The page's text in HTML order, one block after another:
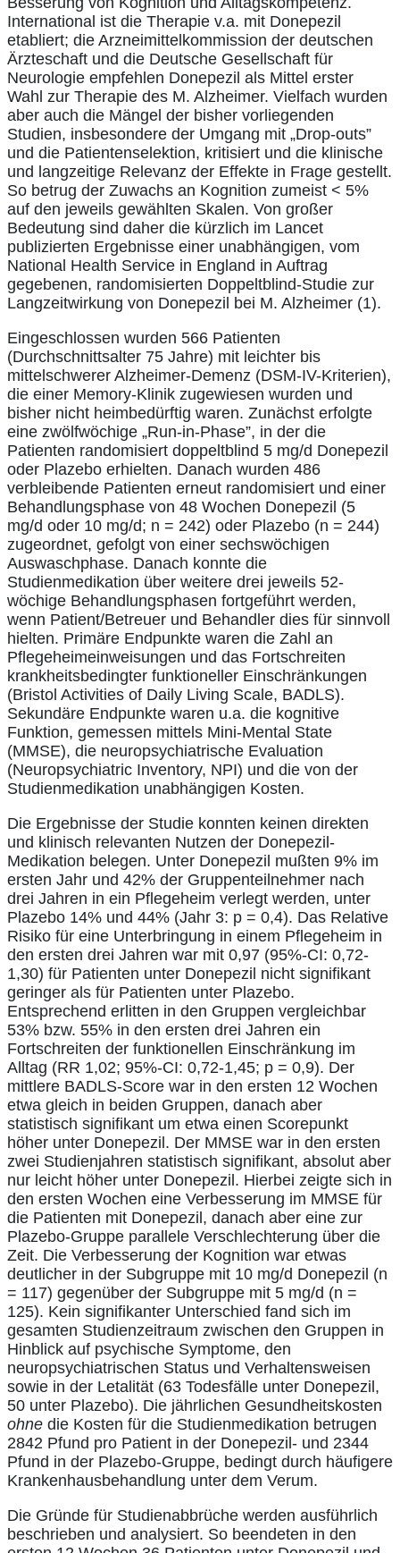
International ist die Therapie v.a. mit Donepezil
etabliert; die Arzneimittelkommission der deutschen
Ärzteschaft und die Deutsche Gesellschaft für
Neurologie empfehlen Donepezil als Mittel erster
Wahl zur Therapie des M. Alzheimer. Vielfach wurden
aber auch die Mängel der bisher vorliegenden
Studien, insbesondere der Umgang mit „Drop-outs”
und die Patientenselektion, kritisiert und die klinische
und langzeitige Relevanz der Effekte in Frage gestellt.
So betrug der Zuwachs an Kognition zumeist < 5%
auf den jeweils gewählten Skalen. Von großer
Bedeutung sind daher die kürzlich im Lancet
publizierten Ergebnisse einer unabhängigen, vom
National Health Service in England in Auftrag
gegebenen, randomisierten Doppeltblind-Studie zur
Langzeitwirkung von Donepezil bei M. Alzheimer (1).
Eingeschlossen wurden 566 Patienten
(Durchschnittsalter 75 Jahre) mit leichter bis
mittelschwerer Alzheimer-Demenz (DSM-IV-Kriterien),
die einer Memory-Klinik zugewiesen wurden und
bisher nicht heimbedürftig waren. Zunächst erfolgte
eine zwölfwöchige „Run-in-Phase”, in der die
Patienten randomisiert doppeltblind 5 mg/d Donepezil
oder Plazebo erhielten. Danach wurden 486
verbleibende Patienten erneut randomisiert und einer
Behandlungsphase von 48 Wochen Donepezil (5
mg/d oder 10 mg/d; n = 242) oder Plazebo (n = 244)
zugeordnet, gefolgt von einer sechswöchigen
Auswaschphase. Danach konnte die
Studienmedikation über weitere drei jeweils 52-
wöchige Behandlungsphasen fortgeführt werden,
wenn Patient/Betreuer und Behandler dies für sinnvoll
hielten. Primäre Endpunkte waren die Zahl an
Pflegeheimeinweisungen und das Fortschreiten
krankheitsbedingter funktioneller Einschränkungen
(Bristol Activities of Daily Living Scale, BADLS).
Sekundäre Endpunkte waren u.a. die kognitive
Funktion, gemessen mittels Mini-Mental State
(MMSE), die neuropsychiatrische Evaluation
(Neuropsychiatric Inventory, NPI) und die von der
Studienmedikation unabhängigen Kosten.
Die Ergebnisse der Studie konnten keinen direkten
und klinisch relevanten Nutzen der Donepezil-
Medikation belegen. Unter Donepezil mußten 9% im
ersten Jahr und 42% der Gruppenteilnehmer nach
drei Jahren in ein Pflegeheim verlegt werden, unter
Plazebo 14% und 44% (Jahr 3: p = 0,4). Das Relative
Risiko für eine Unterbringung in einem Pflegeheim in
den ersten drei Jahren war mit 0,97 (95%-CI: 0,72-
1,30) für Patienten unter Donepezil nicht signifikant
geringer als für Patienten unter Plazebo.
Entsprechend erlitten in den Gruppen vergleichbar
53% bzw. 55% in den ersten drei Jahren ein
Fortschreiten der funktionellen Einschränkung im
Alltag (RR 1,02; 95%-CI: 0,72-1,45; p = 0,9). Der
mittlere BADLS-Score war in den ersten 12 Wochen
etwa gleich in beiden Gruppen, danach aber
statistisch signifikant um etwa einen Scorepunkt
höher unter Donepezil. Der MMSE war in den ersten
zwei Studienjahren statistisch signifikant, absolut aber
nur leicht höher unter Donepezil. Hierbei zeigte sich in
den ersten Wochen eine Verbesserung im MMSE für
die Patienten mit Donepezil, danach aber eine zur
Plazebo-Gruppe parallele Verschlechterung über die
Zeit. Die Verbesserung der Kognition war etwas
deutlicher in der Subgruppe mit 10 mg/d Donepezil (n
= 117) gegenüber der Subgruppe mit 5 mg/d (n =
125). Kein signifikanter Unterschied fand sich im
gesamten Studienzeitraum zwischen den Gruppen in
Hinblick auf psychische Symptome, den
neuropsychiatrischen Status und Verhaltensweisen
sowie in der Letalität (63 Todesfälle unter Donepezil,
50 unter Plazebo). Die jährlichen Gesundheitskosten
ohne die Kosten für die Studienmedikation betrugen
2842 Pfund pro Patient in der Donepezil- und 2344
Pfund in der Plazebo-Gruppe, bedingt durch häufigere
Krankenhausbehandlung unter dem Verum.
Die Gründe für Studienabbrüche werden ausführlich
beschrieben und analysiert. So beendeten in den